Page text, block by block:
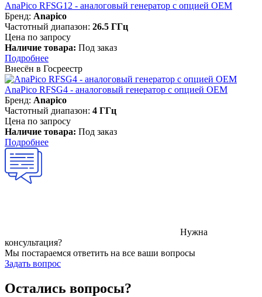
AnaPico RFSG12 - аналоговый генератор с опцией OEM
Бренд: Anapico
Частотный диапазон: 26.5 ГГц
Цена по запросу
Наличие товара: Под заказ
Подробнее
Внесён в Госреестр
AnaPico RFSG4 - аналоговый генератор с опцией OEM
Бренд: Anapico
Частотный диапазон: 4 ГГц
Цена по запросу
Наличие товара: Под заказ
Подробнее
Нужна
консультация?
Мы постараемся ответить на все ваши вопросы
Задать вопрос
Остались вопросы?